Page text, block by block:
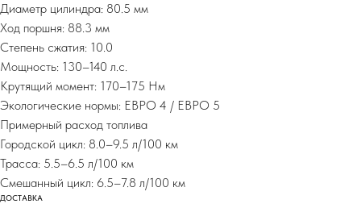
Диаметр цилиндра: 80.5 мм
Ход поршня: 88.3 мм
Степень сжатия: 10.0
Мощность: 130–140 л.с.
Крутящий момент: 170–175 Нм
Экологические нормы: ЕВРО 4 / ЕВРО 5
Примерный расход топлива
Городской цикл: 8.0–9.5 л/100 км
Трасса: 5.5–6.5 л/100 км
Смешанный цикл: 6.5–7.8 л/100 км
ДОСТАВКА